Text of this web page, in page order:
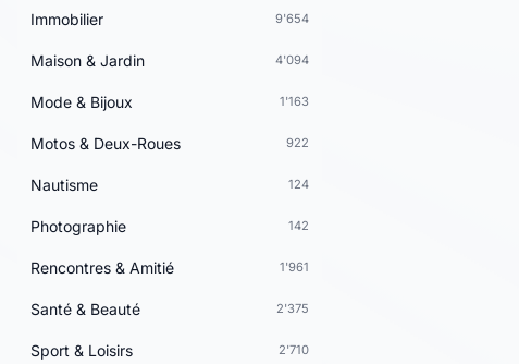
Immobilier 9'654
Maison & Jardin 4'094
Mode & Bijoux 1'163
Motos & Deux-Roues 922
Nautisme 124
Photographie 142
Rencontres & Amitié 1'961
Santé & Beauté 2'375
Sport & Loisirs 2'710